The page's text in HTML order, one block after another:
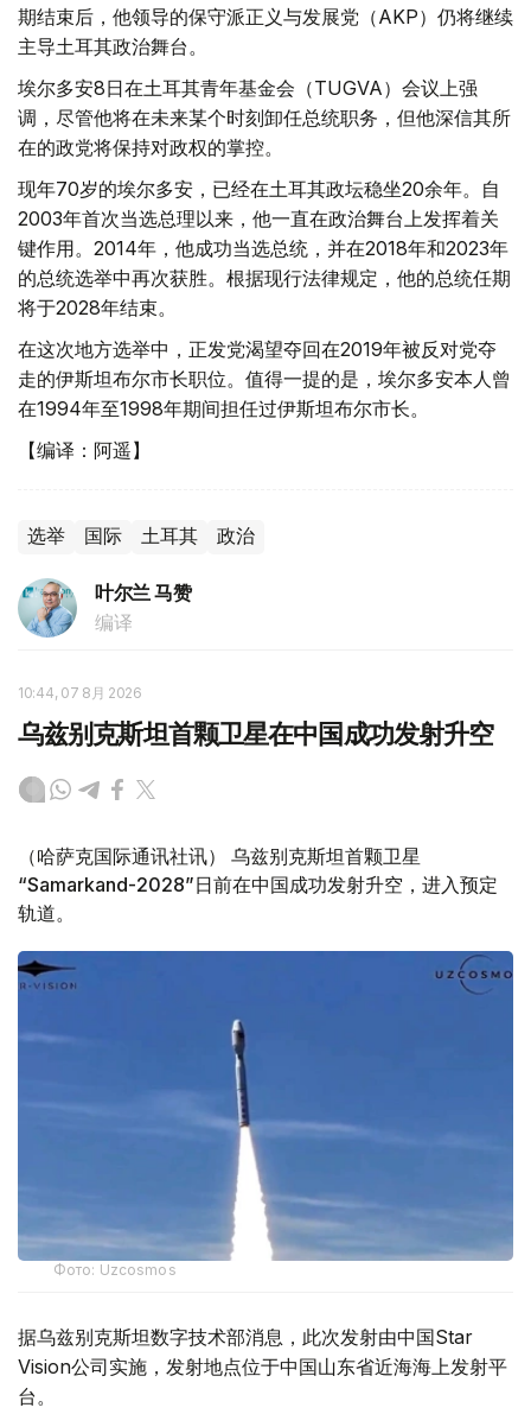
期结束后，他领导的保守派正义与发展党（AKP）仍将继续
主导土耳其政治舞台。
埃尔多安8日在土耳其青年基金会（TUGVA）会议上强
调，尽管他将在未来某个时刻卸任总统职务，但他深信其所
在的政党将保持对政权的掌控。
现年70岁的埃尔多安，已经在土耳其政坛稳坐20余年。自
2003年首次当选总理以来，他一直在政治舞台上发挥着关
键作用。2014年，他成功当选总统，并在2018年和2023年
的总统选举中再次获胜。根据现行法律规定，他的总统任期
将于2028年结束。
在这次地方选举中，正发党渴望夺回在2019年被反对党夺
走的伊斯坦布尔市长职位。值得一提的是，埃尔多安本人曾
在1994年至1998年期间担任过伊斯坦布尔市长。
【编译：阿遥】
选举 国际 土耳其 政治
叶尔兰 马赞
编译
10:44, 07 8月 2026
乌兹别克斯坦首颗卫星在中国成功发射升空
（哈萨克国际通讯社讯） 乌兹别克斯坦首颗卫星
“Samarkand-2028”日前在中国成功发射升空，进入预定
轨道。
Фото: Uzcosmos
据乌兹别克斯坦数字技术部消息，此次发射由中国Star
Vision公司实施，发射地点位于中国山东省近海海上发射平
台。